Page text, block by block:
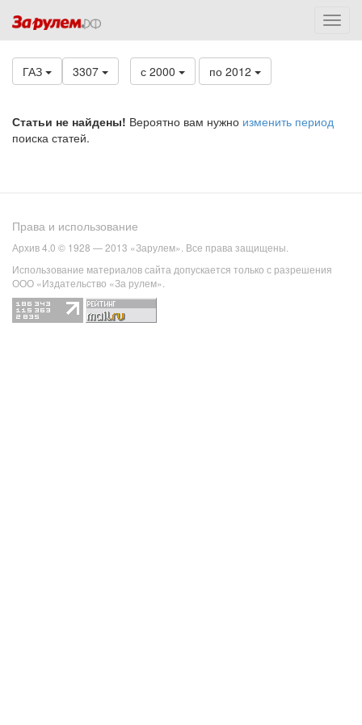
ГАЗ 3307 с 2000 по 2012
Статьи не найдены! Вероятно вам нужно изменить период
поиска статей.
Права и использование
Архив 4.0 © 1928 — 2013 «Зарулем». Все права защищены.
Использование материалов сайта допускается только с разрешения
ООО «Издательство «За рулем».